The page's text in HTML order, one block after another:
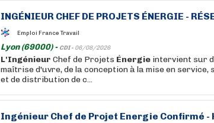
INGÉNIEUR CHEF DE PROJETS ÉNERGIE -
Emploi France Travail
Lyon (69000) - CDI - 06/08/2026
L'Ingénieur Chef de Projets Énergie intervient sur
maîtrise d'uvre, de la conception à la mise en
et de distribution de c...
Ingénieur Chef de Projet Energie Confirmé -